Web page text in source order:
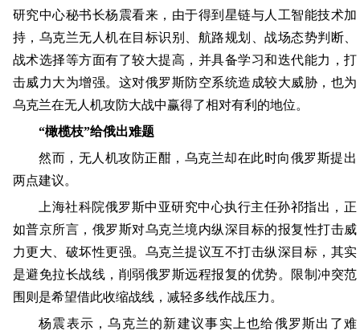
研究中心秘书长杨震看来，由于得到星链与人工智能技术加
持，乌克兰无人机在目标识别、航路规划、战场态势判断、
战术选择等方面有了较大提高，并具备学习和迭代能力，打
击威力大为增强。这对俄罗斯防空系统造成较大威胁，也为
乌克兰在无人机攻防大战中赢得了相对有利的地位。
“橄榄枝”给俄出难题
然而，无人机攻防正酣，乌克兰却在此时向俄罗斯提出
两点建议。
上海社科院俄罗斯中亚研究中心执行主任孙祁指出，正
如普京所言，俄罗斯对乌克兰境内纵深目标的报复性打击威
力更大、破坏性更强。乌克兰提议互不打击纵深目标，其实
是避免拉长战线，削弱俄罗斯远程报复的优势。限制冲突范
围则是希望借此收缩战线，减轻多线作战压力。
杨震表示，乌克兰的新建议事实上也给俄罗斯出了难